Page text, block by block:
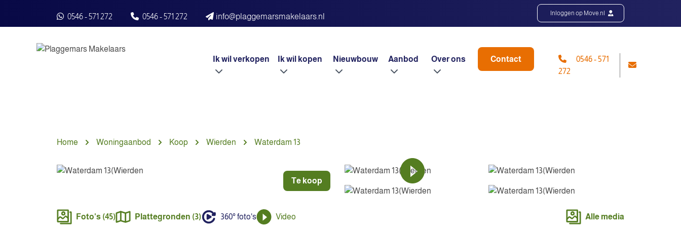
0546 - 571 272
0546 - 571 272 info@plaggemarsmakelaars.nl Inloggen op Move.nl
Ik wil verkopen Ik wil kopen Nieuwbouw Aanbod Over ons Contact
0546 - 571
272
Home Woningaanbod Koop Wierden Waterdam 13
Te koop
Foto's (45) Plattegronden (3) 360° foto's Video Alle media